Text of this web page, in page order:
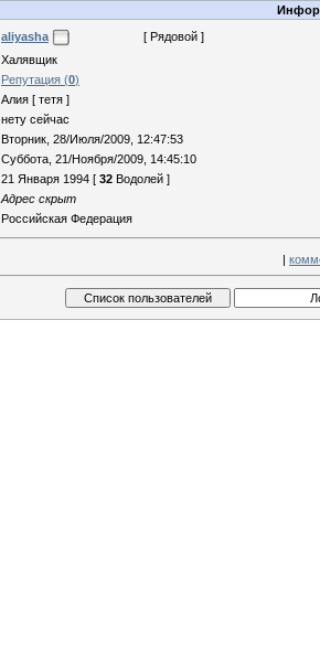
aliyasha
[ Рядовой ]
Халявщик
Репутация (0)
Алия [ тетя ]
нету сейчас
Вторник, 28/Июля/2009, 12:47:53
Суббота, 21/Ноября/2009, 14:45:10
21 Января 1994 [ 32 Водолей ]
Адрес скрыт
Российская Федерация
|